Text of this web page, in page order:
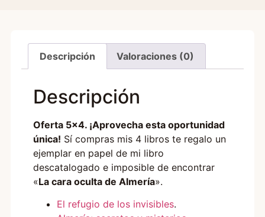
Descripción Valoraciones (0)
Descripción
Oferta 5×4. ¡Aprovecha esta oportunidad
única! Sí compras mis 4 libros te regalo un
ejemplar en papel de mi libro
descatalogado e imposible de encontrar
«La cara oculta de Almería».
El refugio de los invisibles.